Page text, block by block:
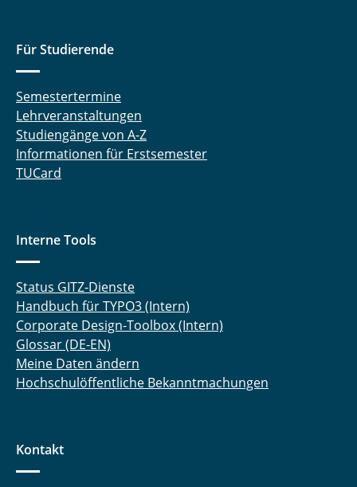
Für Studierende
Semestertermine
Lehrveranstaltungen
Studiengänge von A-Z
Informationen für Erstsemester
TUCard
Interne Tools
Status GITZ-Dienste
Handbuch für TYPO3 (Intern)
Corporate Design-Toolbox (Intern)
Glossar (DE-EN)
Meine Daten ändern
Hochschulöffentliche Bekanntmachungen
Kontakt